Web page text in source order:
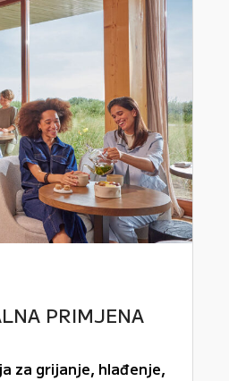
PRIMJENA
za grijanje, hlađenje,